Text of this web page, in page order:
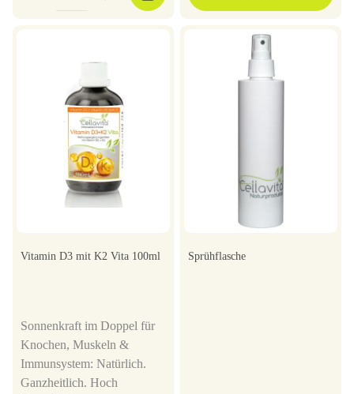
Vitamin D3 mit K2 Vita 100ml
Sonnenkraft im Doppel für
Knochen, Muskeln &
Immunsystem: Natürlich.
Ganzheitlich. Hoch
Sprühflasche